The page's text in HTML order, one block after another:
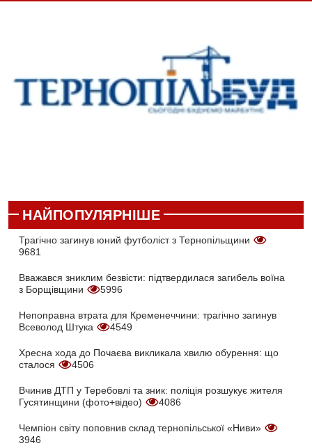
НАЙПОПУЛЯРНІШЕ
Трагічно загинув юний футболіст з Тернопільщини
9681
Вважався зниклим безвісти: підтвердилася загибель воїна
з Борщівщини
5996
Непоправна втрата для Кременеччини: трагічно загинув
Всеволод Штука
4549
Хресна хода до Почаєва викликала хвилю обурення: що
сталося
4506
Вчинив ДТП у Теребовлі та зник: поліція розшукує жителя
Гусятинщини (фото+відео)
4086
Чемпіон світу поповнив склад тернопільської «Ниви»
3946